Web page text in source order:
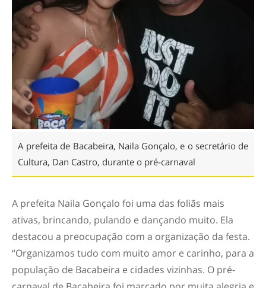
A prefeita de Bacabeira, Naila Gonçalo, e o secretário de
Cultura, Dan Castro, durante o pré-carnaval
A prefeita Naila Gonçalo foi uma das foliãs mais
ativas, brincando, pulando e dançando muito. Ela
destacou a preocupação com a organização da festa.
“Organizamos tudo com muito amor e carinho, para a
população de Bacabeira e cidades vizinhas. O pré-